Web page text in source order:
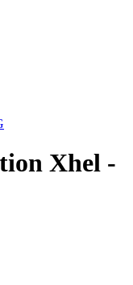
Xhel -